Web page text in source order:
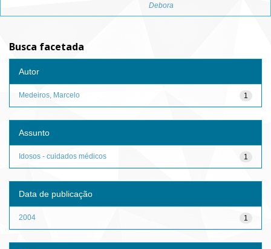
Debora
Busca facetada
Autor
1
Medeiros, Marcelo
Assunto
1
Idosos - cuidados médicos
Data de publicação
1
2004